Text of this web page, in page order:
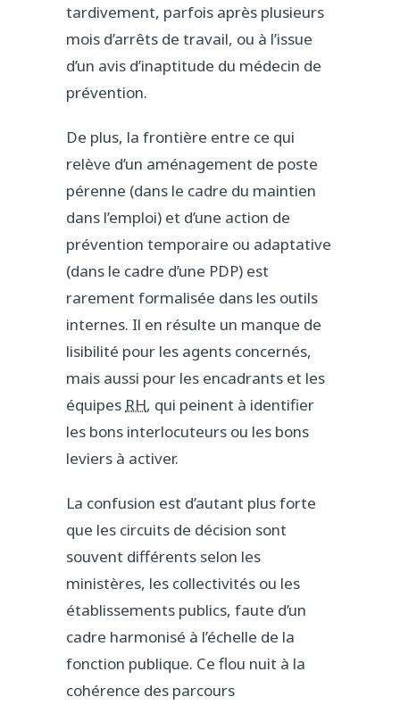
tardivement, parfois après plusieurs
mois d’arrêts de travail, ou à l’issue
d’un avis d’inaptitude du médecin de
prévention.
De plus, la frontière entre ce qui
relève d’un aménagement de poste
pérenne (dans le cadre du maintien
dans l’emploi) et d’une action de
prévention temporaire ou adaptative
(dans le cadre d’une PDP) est
rarement formalisée dans les outils
internes. Il en résulte un manque de
lisibilité pour les agents concernés,
mais aussi pour les encadrants et les
équipes RH, qui peinent à identifier
les bons interlocuteurs ou les bons
leviers à activer.
La confusion est d’autant plus forte
que les circuits de décision sont
souvent différents selon les
ministères, les collectivités ou les
établissements publics, faute d’un
cadre harmonisé à l’échelle de la
fonction publique. Ce flou nuit à la
cohérence des parcours